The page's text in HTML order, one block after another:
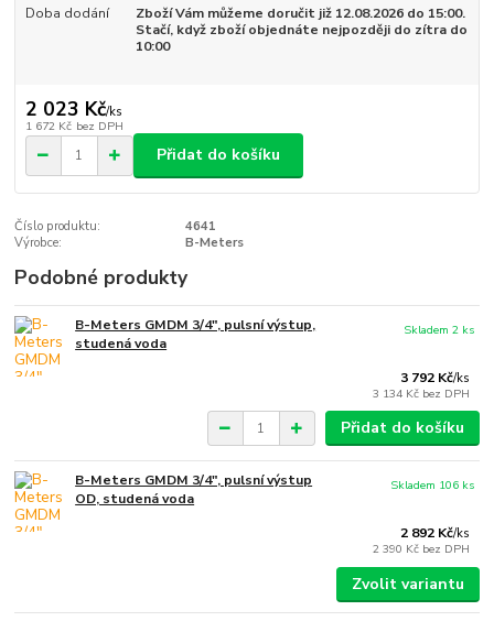
Doba dodání
Zboží Vám můžeme doručit již 12.08.2026 do 15:00.
Stačí, když zboží objednáte nejpozději do zítra do
10:00
2 023 Kč/ks
1 672 Kč bez DPH
Přidat do košíku
Číslo produktu:
4641
Výrobce:
B-Meters
Podobné produkty
B-Meters GMDM 3/4", pulsní výstup,
studená voda
3 792 Kč/ks
3 134 Kč bez DPH
Skladem 2 ks
Přidat do košíku
B-Meters GMDM 3/4", pulsní výstup
OD, studená voda
2 892 Kč/ks
2 390 Kč bez DPH
Skladem 106 ks
Zvolit variantu